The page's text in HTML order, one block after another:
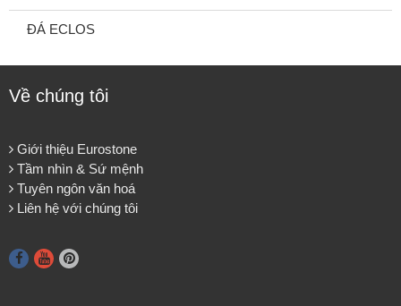
ĐÁ ECLOS
Về chúng tôi
Giới thiệu Eurostone
Tầm nhìn & Sứ mệnh
Tuyên ngôn văn hoá
Liên hệ với chúng tôi